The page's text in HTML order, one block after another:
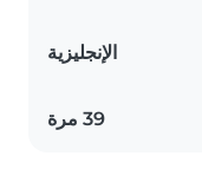
الإنجليزية
39 مرة